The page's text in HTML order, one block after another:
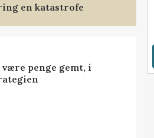
en katastrofe
være penge gemt, i